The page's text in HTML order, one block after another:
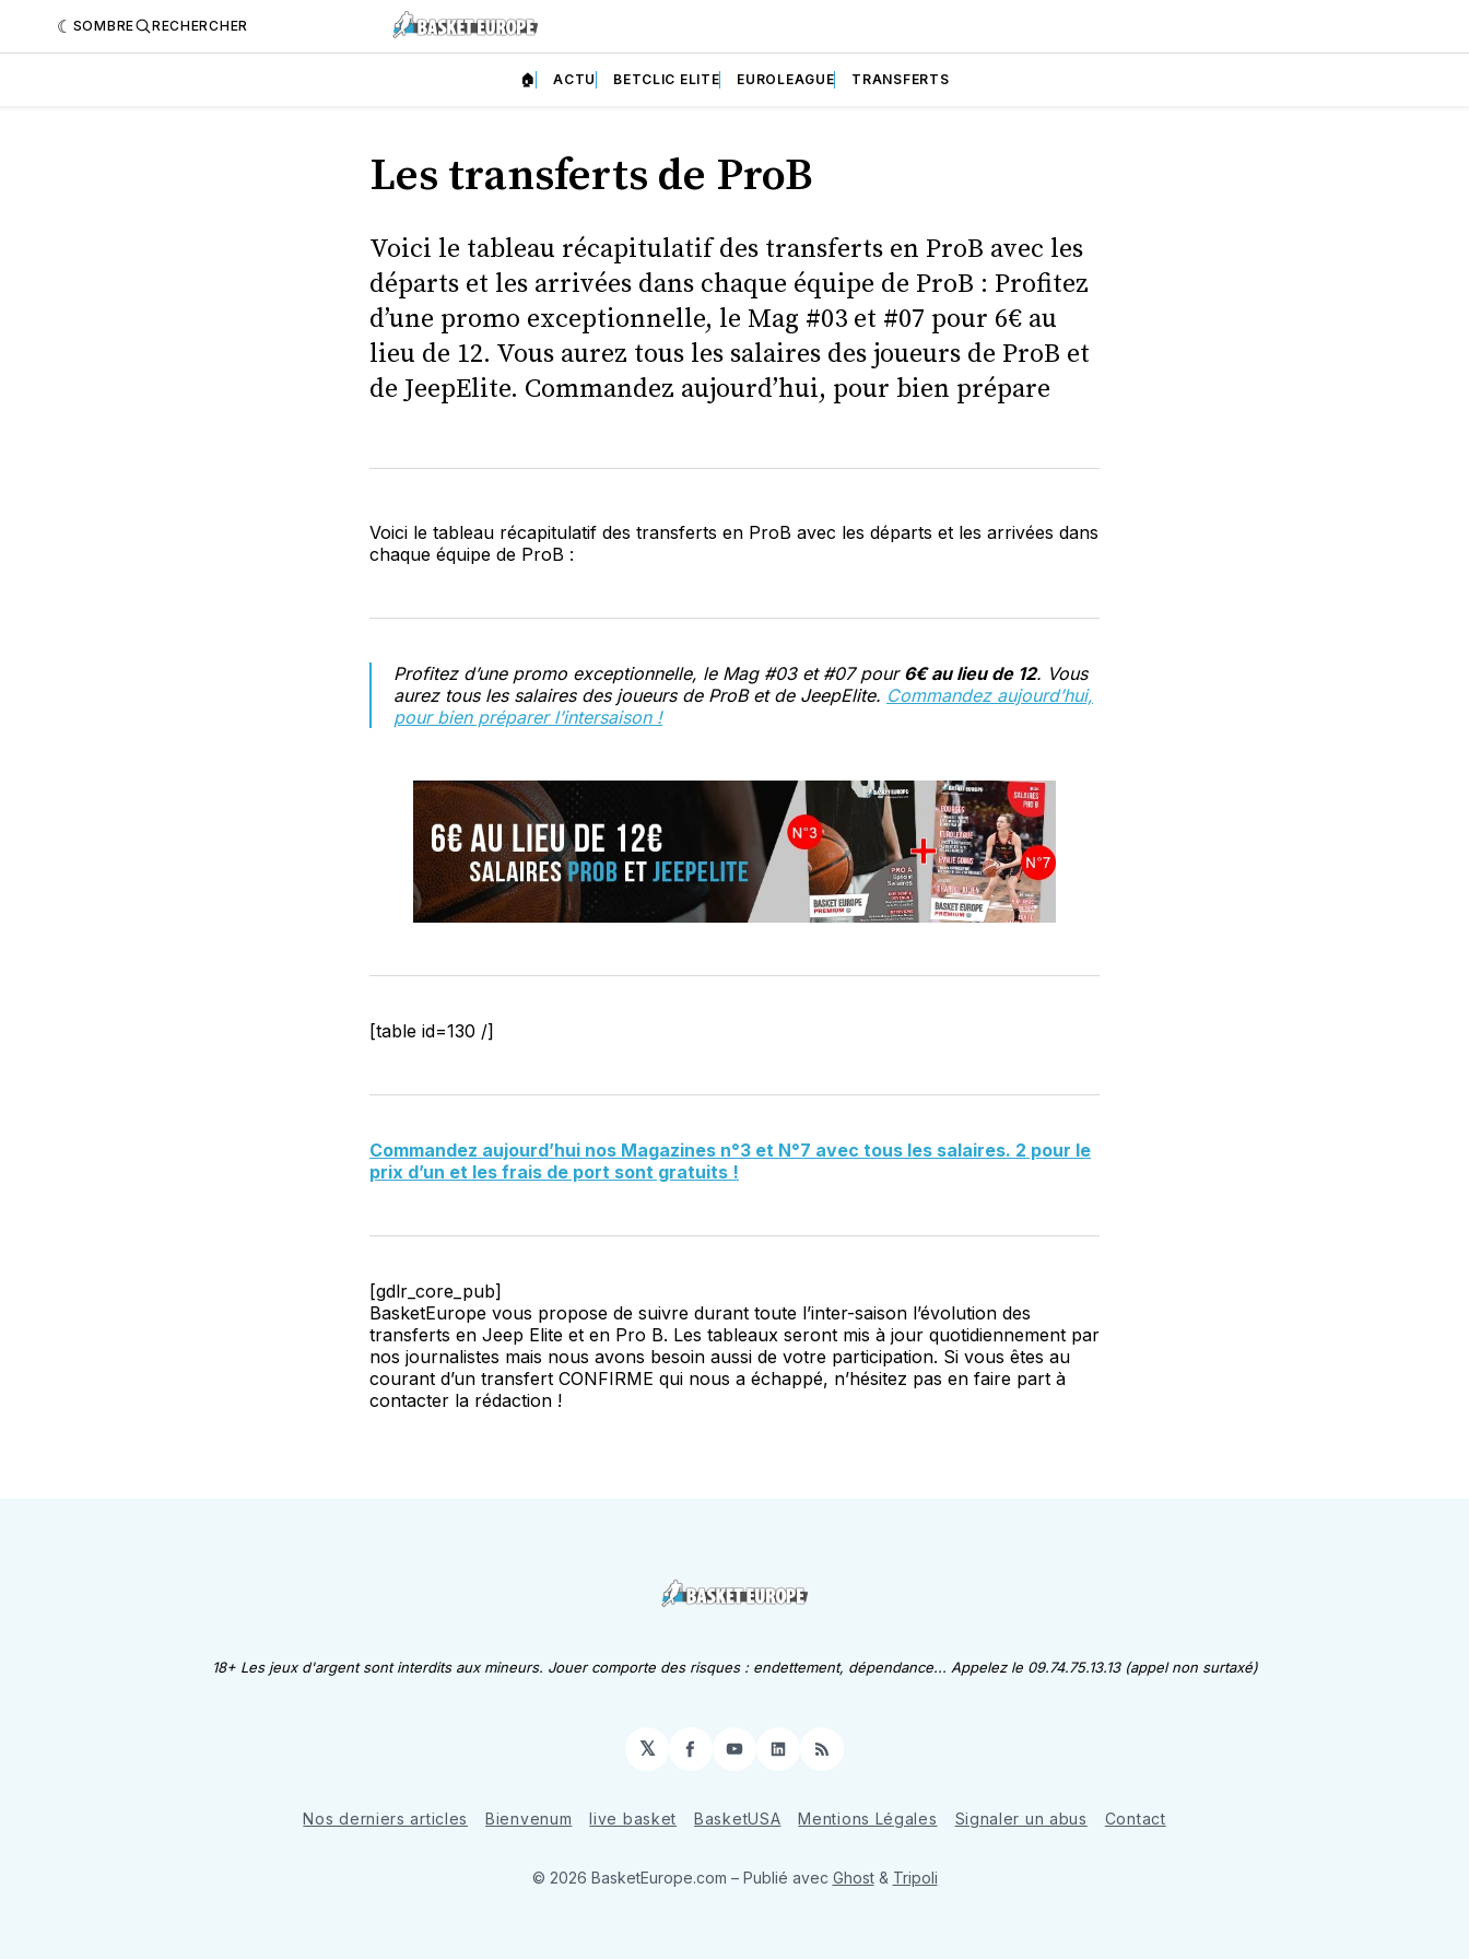
SOMBRE RECHERCHER
🏠 ACTU BETCLIC ELITE EUROLEAGUE TRANSFERTS
Les transferts de ProB
Voici le tableau récapitulatif des transferts en ProB avec les
départs et les arrivées dans chaque équipe de ProB : Profitez
d’une promo exceptionnelle, le Mag #03 et #07 pour 6€ au
lieu de 12. Vous aurez tous les salaires des joueurs de ProB et
de JeepElite. Commandez aujourd’hui, pour bien prépare
Voici le tableau récapitulatif des transferts en ProB avec les départs et les arrivées dans
chaque équipe de ProB :
Profitez d’une promo exceptionnelle, le Mag #03 et #07 pour 6€ au lieu de 12. Vous
aurez tous les salaires des joueurs de ProB et de JeepElite. Commandez aujourd’hui,
pour bien préparer l’intersaison !
[table id=130 /]
Commandez aujourd’hui nos Magazines n°3 et N°7 avec tous les salaires. 2 pour le
prix d’un et les frais de port sont gratuits !
[gdlr_core_pub]
BasketEurope vous propose de suivre durant toute l’inter-saison l’évolution des
transferts en Jeep Elite et en Pro B. Les tableaux seront mis à jour quotidiennement par
nos journalistes mais nous avons besoin aussi de votre participation. Si vous êtes au
courant d’un transfert CONFIRME qui nous a échappé, n’hésitez pas en faire part à
contacter la rédaction !
18+ Les jeux d'argent sont interdits aux mineurs. Jouer comporte des risques : endettement, dépendance... Appelez le 09.74.75.13.13 (appel non surtaxé)
𝕏 Facebook
YouTube
LinkedIn
RSS
Nos derniers articles Bienvenum live basket BasketUSA Mentions Légales Signaler un abus Contact
© 2026 BasketEurope.com – Publié avec Ghost& Tripoli